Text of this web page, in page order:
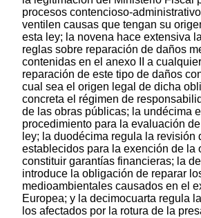
procesos contencioso-
ventilen causas que tengan su
esta ley; la novena hace extensiva
reglas sobre reparación de daños
contenidas en el anexo II a
reparación de este tipo de daños
cual sea el origen legal de dicha
concreta el régimen de
de las obras públicas; la undécima
procedimiento para la evaluación
ley; la duodécima regula la revisión
establecidos para la exención de la
constituir garantías financieras; la
introduce la obligación de reparar
medioambientales causados en el
Europea; y la decimocuarta regula
los afectados por la rotura de la